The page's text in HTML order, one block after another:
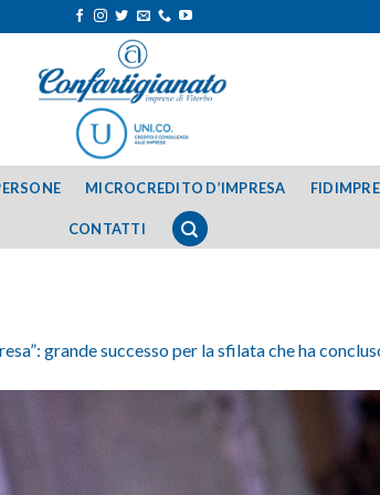
MICROCREDITO D’IMPRESA
CONTATTI
grande successo per la sfilata che ha